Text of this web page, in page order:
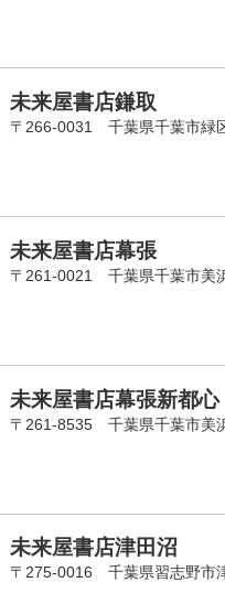
未来屋書店鎌取
〒266-0031 千葉県千葉市緑
未来屋書店幕張
〒261-0021 千葉県千葉市美
未来屋書店幕張新都心
〒261-8535 千葉県千葉市美
未来屋書店津田沼
〒275-0016 千葉県習志野市